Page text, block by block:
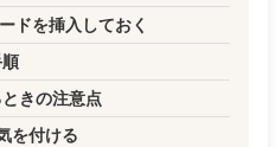
ドを挿入しておく
きの注意点
を付ける